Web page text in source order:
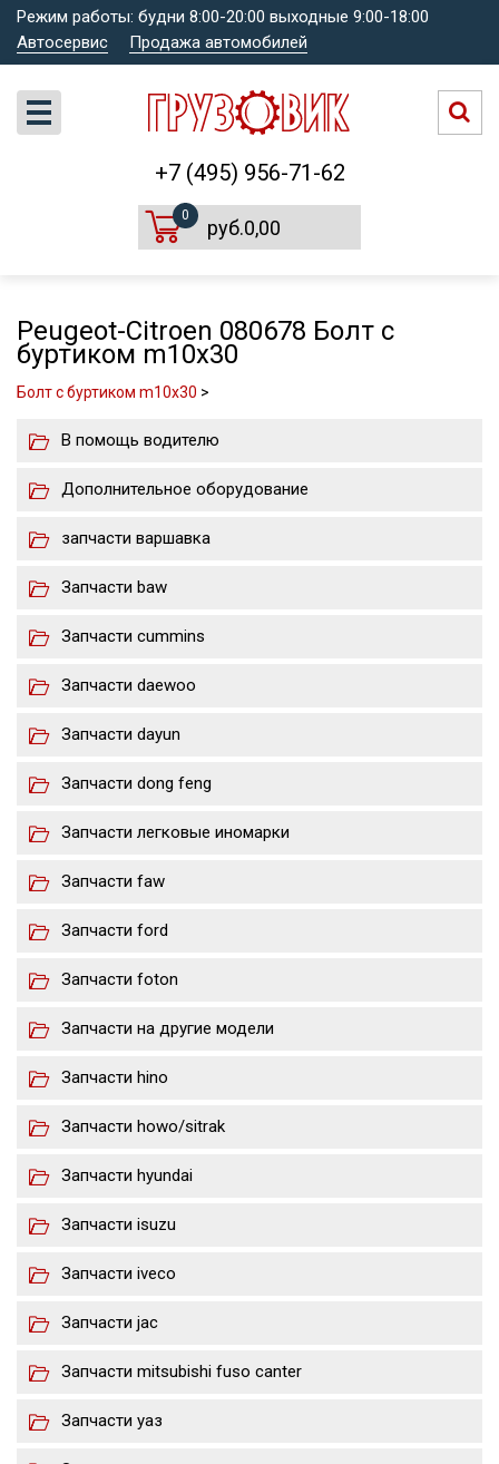
Режим работы: будни 8:00-20:00 выходные 9:00-18:00
Автосервис
Продажа автомобилей
+7 (495) 956-71-62
0
руб.0,00
Peugeot-Citroen 080678 Болт с
буртиком m10x30
Болт с буртиком m10x30 >
В помощь водителю
Дополнительное оборудование
запчасти варшавка
Запчасти baw
Запчасти cummins
Запчасти daewoo
Запчасти dayun
Запчасти dong feng
Запчасти легковые иномарки
Запчасти faw
Запчасти ford
Запчасти foton
Запчасти на другие модели
Запчасти hino
Запчасти howo/sitrak
Запчасти hyundai
Запчасти isuzu
Запчасти iveco
Запчасти jac
Запчасти mitsubishi fuso canter
Запчасти уаз